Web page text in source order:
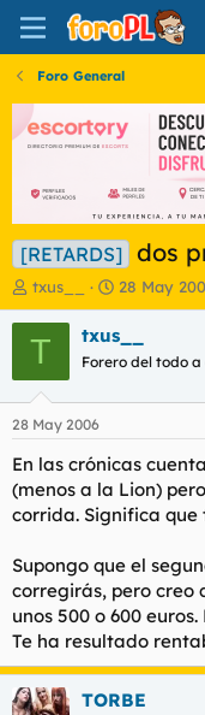
Foro General
[RETARDS] dos
I
n
i
a
d
o
r
e
l
e
m
a
txus__
F
e
c
h
a
i
n
i
c
i
28 May
T txus__
Forero del todo a
28 May 2006
En las crónicas
(menos a la Lion)
corrida. Significa
Supongo que el
corregirás, pero creo
unos 500 o 600
Te ha resultado
TORBE